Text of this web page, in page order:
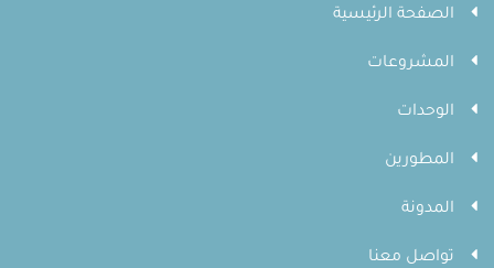
الصفحة الرئيسية
المشروعات
الوحدات
المطورين
المدونة
تواصل معنا